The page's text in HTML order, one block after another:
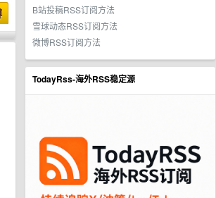
B站投稿RSS订阅方法
雪球动态RSS订阅方法
微博RSS订阅方法
TodayRss-海外RSS稳定源